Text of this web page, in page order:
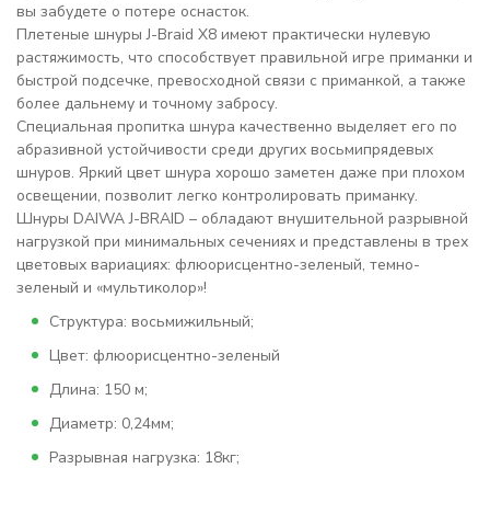
вы забудете о потере оснасток.
Плетеные шнуры J-Braid X8 имеют практически нулевую
растяжимость, что способствует правильной игре приманки и
быстрой подсечке, превосходной связи с приманкой, а также
более дальнему и точному забросу.
Специальная пропитка шнура качественно выделяет его по
абразивной устойчивости среди других восьмипрядевых
шнуров. Яркий цвет шнура хорошо заметен даже при плохом
освещении, позволит легко контролировать приманку.
Шнуры DAIWA J-BRAID – обладают внушительной разрывной
нагрузкой при минимальных сечениях и представлены в трех
цветовых вариациях: флюорисцентно-зеленый, темно-
зеленый и «мультиколор»!
Структура: восьмижильный;
Цвет: флюорисцентно-зеленый
Длина: 150 м;
Диаметр: 0,24мм;
Разрывная нагрузка: 18кг;